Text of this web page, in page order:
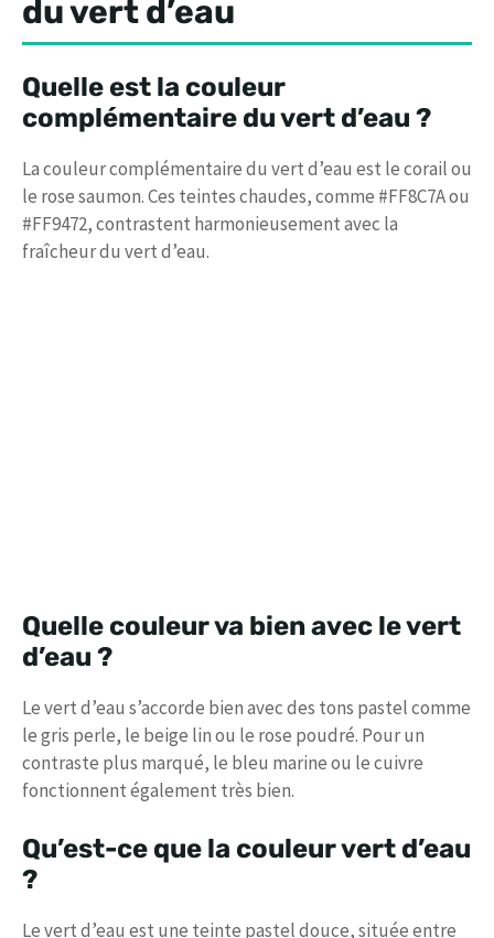
du vert d’eau
Quelle est la couleur
complémentaire du vert d’eau ?
La couleur complémentaire du vert d’eau est le corail ou
le rose saumon. Ces teintes chaudes, comme #FF8C7A ou
#FF9472, contrastent harmonieusement avec la
fraîcheur du vert d’eau.
Quelle couleur va bien avec le vert
d’eau ?
Le vert d’eau s’accorde bien avec des tons pastel comme
le gris perle, le beige lin ou le rose poudré. Pour un
contraste plus marqué, le bleu marine ou le cuivre
fonctionnent également très bien.
Qu’est-ce que la couleur vert d’eau
?
Le vert d’eau est une teinte pastel douce, située entre